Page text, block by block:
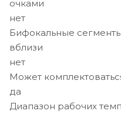
очками
нет
Бифокальные
вблизи
нет
Может
да
Диапазон рабочих